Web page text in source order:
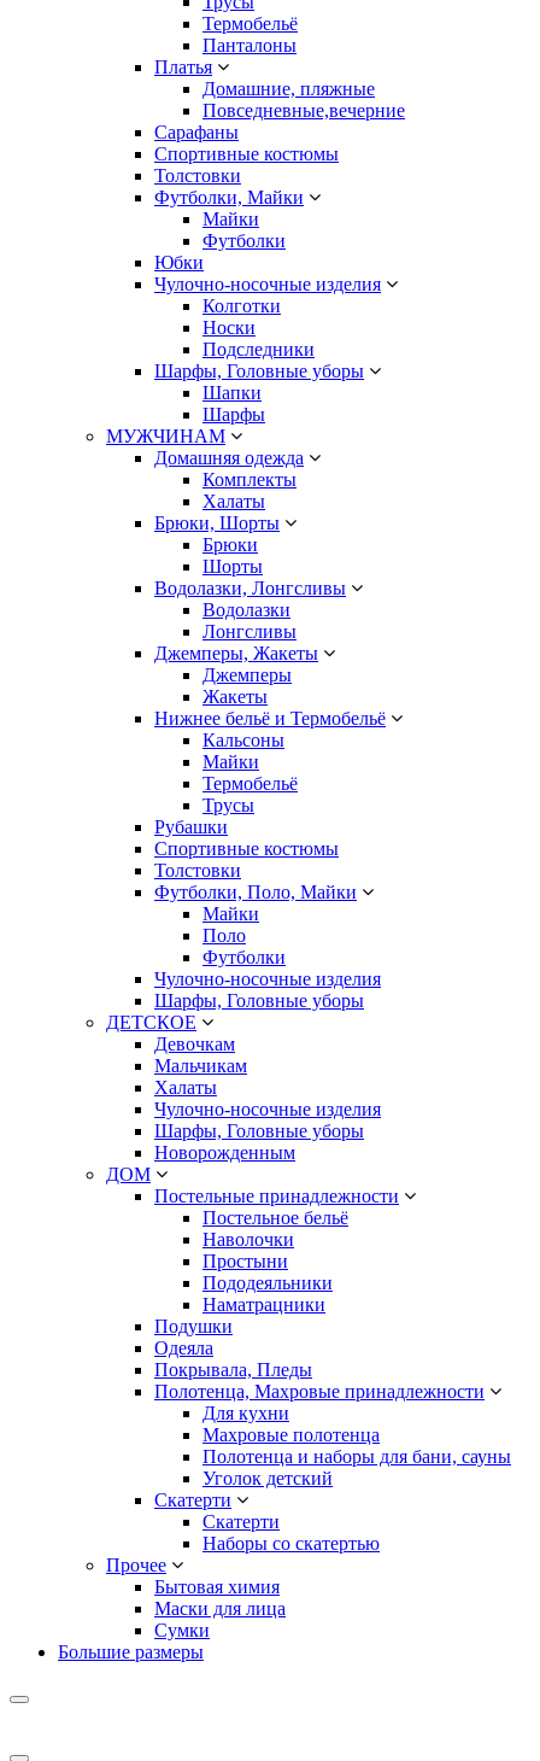
Термобельё
Панталоны
Платья
Домашние, пляжные
Повседневные,вечерние
Сарафаны
Спортивные костюмы
Толстовки
Футболки, Майки
Майки
Футболки
Юбки
Чулочно-носочные изделия
Колготки
Носки
Подследники
Шарфы, Головные уборы
Шапки
Шарфы
МУЖЧИНАМ
Домашняя одежда
Комплекты
Халаты
Брюки, Шорты
Брюки
Шорты
Водолазки, Лонгсливы
Водолазки
Лонгсливы
Джемперы, Жакеты
Джемперы
Жакеты
Нижнее бельё и Термобельё
Кальсоны
Майки
Термобельё
Трусы
Рубашки
Спортивные костюмы
Толстовки
Футболки, Поло, Майки
Майки
Поло
Футболки
Чулочно-носочные изделия
Шарфы, Головные уборы
ДЕТСКОЕ
Девочкам
Мальчикам
Халаты
Чулочно-носочные изделия
Шарфы, Головные уборы
Новорожденным
ДОМ
Постельные принадлежности
Постельное бельё
Наволочки
Простыни
Пододеяльники
Наматрацники
Подушки
Одеяла
Покрывала, Пледы
Полотенца, Махровые принадлежности
Для кухни
Махровые полотенца
Полотенца и наборы для бани, сауны
Уголок детский
Скатерти
Скатерти
Наборы со скатертью
Прочее
Бытовая химия
Маски для лица
Сумки
Большие размеры